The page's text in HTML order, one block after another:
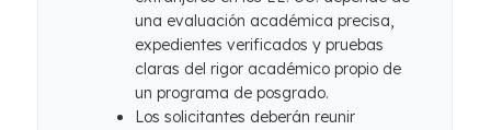
una evaluación académica precisa,
expedientes verificados y pruebas
claras del rigor académico propio de
un programa de posgrado.
Los solicitantes deberán reunir